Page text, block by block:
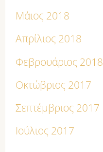
Μάιος 2018
Απρίλιος 2018
Φεβρουάριος 2018
Οκτώβριος 2017
Σεπτέμβριος 2017
Ιούλιος 2017